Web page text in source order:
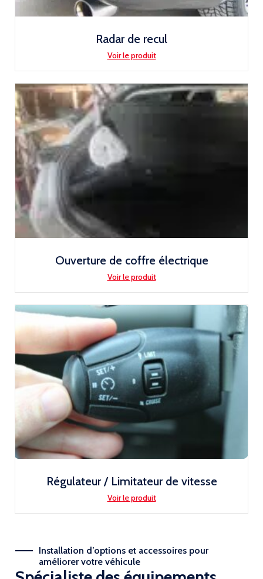
Radar de recul
Voir le produit
Ouverture de coffre électrique
Voir le produit
Régulateur / Limitateur de vitesse
Voir le produit
Installation d’options et accessoires pour
améliorer votre véhicule